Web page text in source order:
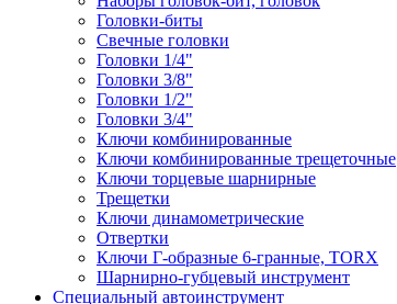
Головки-биты
Свечные головки
Головки 1/4"
Головки 3/8"
Головки 1/2"
Головки 3/4"
Ключи комбинированные
Ключи комбинированные трещеточные
Ключи торцевые шарнирные
Трещетки
Ключи динамометрические
Отвертки
Ключи Г-образные 6-гранные, TORX
Шарнирно-губцевый инструмент
Специальный автоинструмент